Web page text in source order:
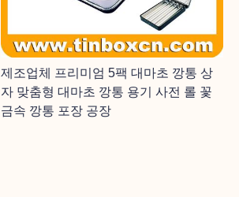
제조업체 프리미엄 5팩 대마초 깡통 상
자 맞춤형 대마초 깡통 용기 사전 롤 꽃
금속 깡통 포장 공장